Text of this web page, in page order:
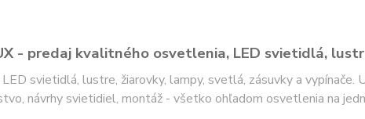
- predaj kvalitného osvetlenia, LED svietidlá,
LED svietidlá, lustre, žiarovky, lampy, svetlá, zásuvky a
návrhy svietidiel, montáž - všetko ohľadom osvetlenia na